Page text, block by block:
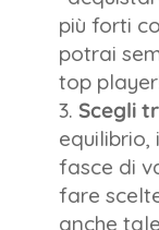
più forti
potrai
top
Scegli
equilibrio,
fasce di
fare
anche